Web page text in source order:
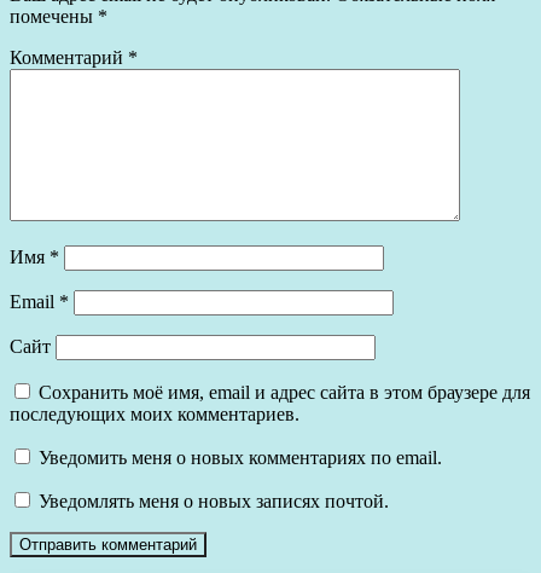
помечены *
Комментарий *
Имя *
Email *
Сайт
Сохранить моё имя, email и адрес сайта в этом браузере для
последующих моих комментариев.
Уведомить меня о новых комментариях по email.
Уведомлять меня о новых записях почтой.